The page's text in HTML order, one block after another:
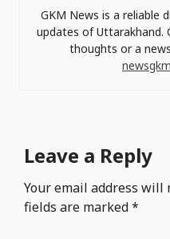
GKM News is a reliable
updates of
thoughts or a
Leave a Reply
Your email address will
fields are marked*